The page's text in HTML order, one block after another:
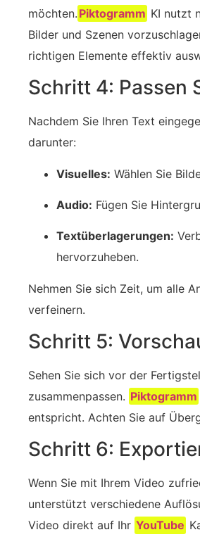
möchten. Piktogramm KI nutzt
Bilder und Szenen
richtigen Elemente effektiv
Schritt 4: Passen
Nachdem Sie Ihren Text
darunter:
Visuelles: Wählen Sie
Audio: ⁤Fügen Sie
Textüberlagerungen:
hervorzuheben.
Nehmen Sie sich Zeit, um alle
verfeinern.
Schritt 5:
Sehen Sie sich vor der
zusammenpassen. ​ Piktogramm
entspricht. Achten Sie auf
Schritt 6:
Wenn Sie mit Ihrem Video
unterstützt verschiedene
Video direkt auf Ihr YouTube